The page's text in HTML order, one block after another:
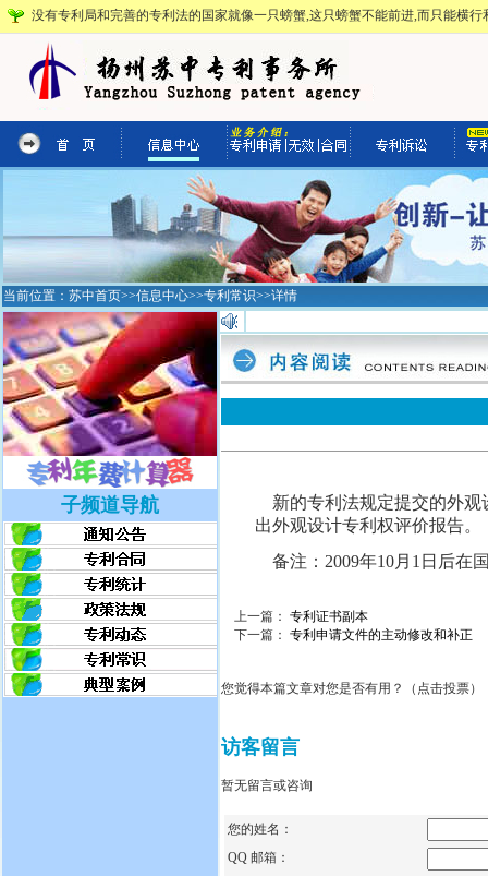
没有专利局和完善的专利法的国家就像一只螃蟹,这只螃蟹不能前进,而只能横
当前位置： 苏中首页>>信息中心>>专利常识>>详情
子频道导航
新的专利法规定提交的外观
出外观设计专利权评价报告。
备注：2009年10月1日后在
上一篇： 专利证书副本
下一篇： 专利申请文件的主动修改和补正
您觉得本篇文章对您是否有用？（点击投票）
访客留言
暂无留言或咨询
您的姓名：
QQ 邮箱：